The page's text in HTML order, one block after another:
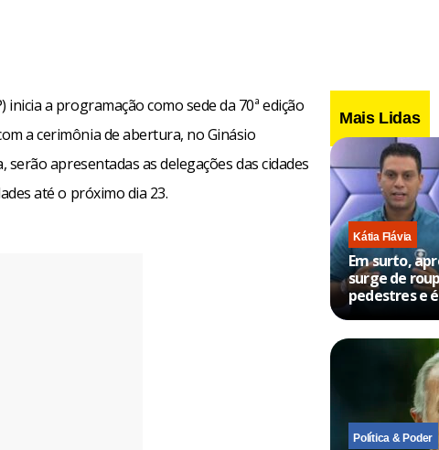
inicia a programação como sede da 70ª edição
a cerimônia de abertura, no Ginásio
apresentadas as delegações das cidades
até o próximo dia 23.
Mais Lidas
Kátia Flávia
Em surto,
surge de
pedestres e
Política & Poder